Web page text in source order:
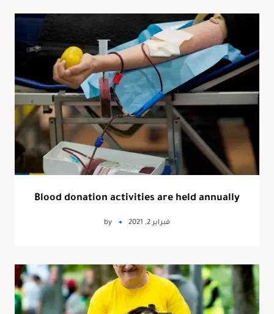
Blood donation activities are held annually
فبراير 2, 2021 by